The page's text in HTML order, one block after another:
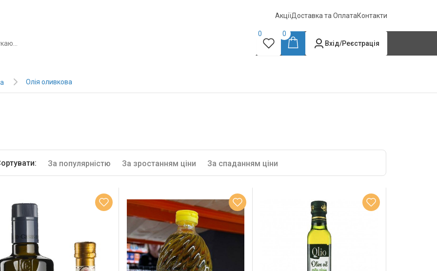
АкціїДоставка та ОплатаКонтакти
0
0
Вхід/Реєстрація
Олія оливкова
За популярністю За зростанням ціни За спаданням ціни